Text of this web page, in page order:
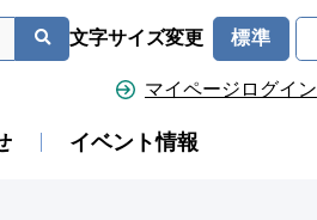
文字サイズ変更 標準
マイページログイン
イベント情報